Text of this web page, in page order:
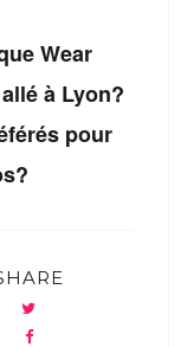
Wear
à Lyon?
pour